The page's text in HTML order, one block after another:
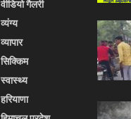
वीडियो गैलरी
व्यंग्य
व्यापार
सिक्किम
स्वास्थ्य
हरियाणा